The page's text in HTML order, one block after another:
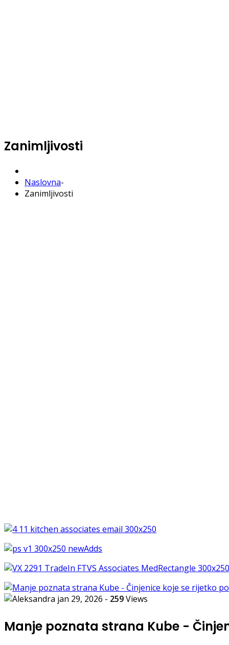
Zanimljivosti
Naslovna-
Zanimljivosti
jan 29, 2026 - 259Views
Manje poznata strana Kube -